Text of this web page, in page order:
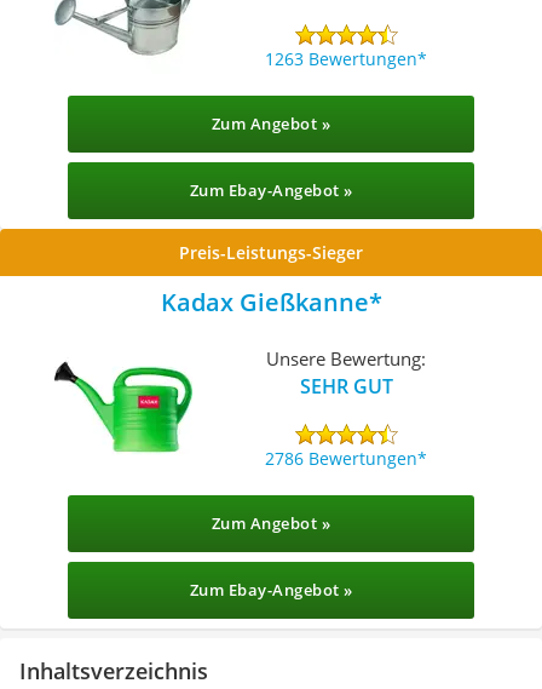
1263 Bewertungen
Zum Angebot »
Zum Ebay-Angebot »
Preis-Leistungs-Sieger
Kadax Gießkanne
Unsere Bewertung:
SEHR GUT
2786 Bewertungen
Zum Angebot »
Zum Ebay-Angebot »
Inhaltsverzeichnis